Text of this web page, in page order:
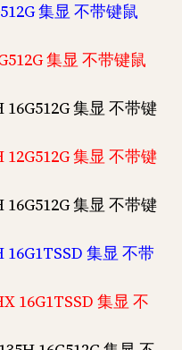
集显 不带键鼠
集显 不带键鼠
集显 不带键
集显 不带键
集显 不带键
集显 不带
16G1TSSD 集显 不